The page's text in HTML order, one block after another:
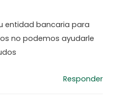
entidad bancaria para
no podemos ayudarle
Responder